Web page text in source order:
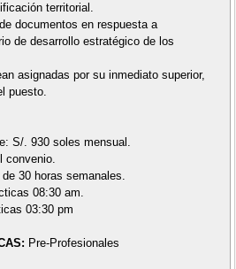
territorial.
documentos en respuesta a
de desarrollo estratégico de los
asignadas por su inmediato superior,
puesto.
S/. 930 soles mensual.
convenio.
30 horas semanales.
08:30 am.
03:30 pm
Pre-Profesionales